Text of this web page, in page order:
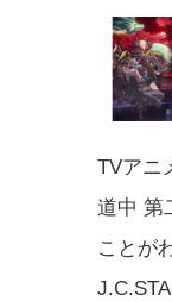
TVアニ
道中 第
ことが